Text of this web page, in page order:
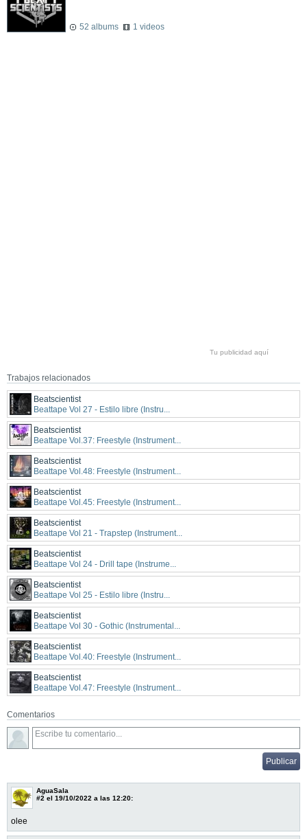
52 albums 1 videos
Tu publicidad aquí
Trabajos relacionados
Beatscientist
Beattape Vol 27 - Estilo libre (Instru...
Beatscientist
Beattape Vol.37: Freestyle (Instrument...
Beatscientist
Beattape Vol.48: Freestyle (Instrument...
Beatscientist
Beattape Vol.45: Freestyle (Instrument...
Beatscientist
Beattape Vol 21 - Trapstep (Instrument...
Beatscientist
Beattape Vol 24 - Drill tape (Instrume...
Beatscientist
Beattape Vol 25 - Estilo libre (Instru...
Beatscientist
Beattape Vol 30 - Gothic (Instrumental...
Beatscientist
Beattape Vol.40: Freestyle (Instrument...
Beatscientist
Beattape Vol.47: Freestyle (Instrument...
Comentarios
AguaSala
#2 el 19/10/2022 a las 12:20:
olee